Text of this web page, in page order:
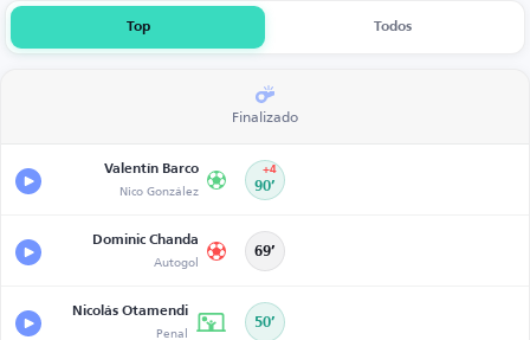
Top Todos
Finalizado
Valentín Barco
Nico González 90’
+4
Dominic Chanda
Autogol 69’
Nicolás Otamendi
Penal 50’